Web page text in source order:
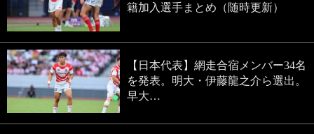
籍加入選手まとめ（随時更新）
【日本代表】網走合宿メンバー34名
を発表。明大・伊藤龍之介ら選出。
早大…